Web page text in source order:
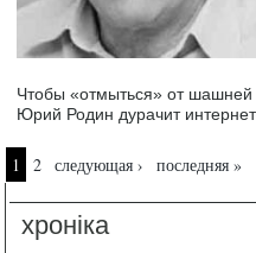
Чтобы «отмыться» от
Юрий Родин дурачит интернет-
Страницы
1 2 следующая › последняя »
хроніка